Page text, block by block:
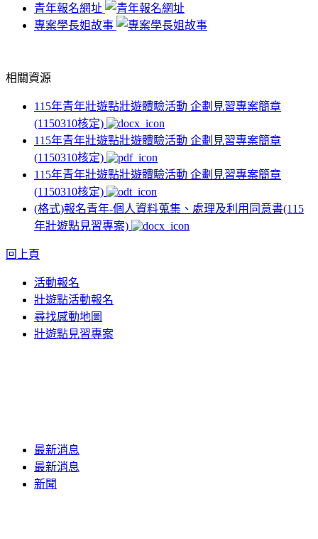
青年報名網址
專案學長姐故事
相關資源
115年青年壯遊點壯遊體驗活動 企劃見習專案簡章
(1150310核定)
115年青年壯遊點壯遊體驗活動 企劃見習專案簡章
(1150310核定)
115年青年壯遊點壯遊體驗活動 企劃見習專案簡章
(1150310核定)
(格式)報名青年-個人資料蒐集、處理及利用同意書(115
年壯遊點見習專案)
回上頁
活動報名
壯遊點活動報名
尋找感動地圖
壯遊點見習專案
最新消息
最新消息
新聞